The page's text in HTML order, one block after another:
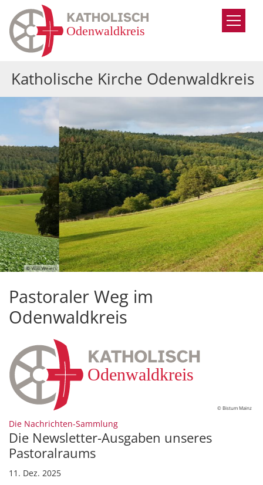
Zum Inhalt springen
Katholische Kirche Odenwaldkreis
© Willi Weiers
Pastoraler Weg im
Odenwaldkreis
© Bistum Mainz
Die Nachrichten-Sammlung:
Die Newsletter-Ausgaben unseres
Pastoralraums
11. Dez. 2025